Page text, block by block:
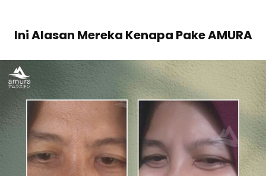
Ini Alasan Mereka Kenapa Pake AMURA